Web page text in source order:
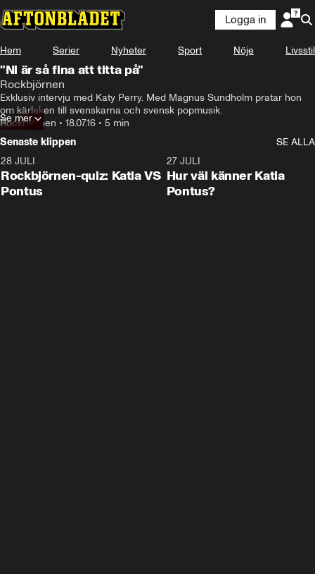
Logga in
Hem Serier Nyheter Sport Nöje Livsstil
"Ni är så fina att titta på"
Rockbjörnen
Exklusiv intervju med Katy Perry. Med Magnus Sundholm pratar hon
om kärleken till svenskarna och svensk popmusik.
Rockbjörnen • 18.07.16 • 5 min
Se mer
Senaste klippen
SE ALLA
28 JULI
Rockbjörnen-quiz: Katia VS
Pontus
27 JULI
Hur väl känner Katia
Pontus?